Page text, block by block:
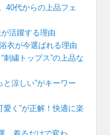
40代からの上品フェ
活躍する理由
衣が今選ばれる理由
繍トップス”の上品な
涼しい”がキーワー
愛く”が正解！快適に楽